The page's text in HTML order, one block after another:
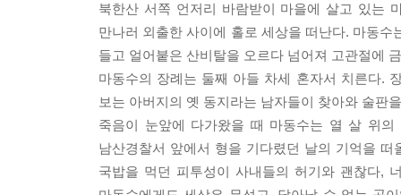
―니미……. 야, 누가 보겠다. 빨리 집어넣어.
오장춘이 준 봉투에는 2만 원이 들어 있었다. 상
고 있었다. 운전병들이 제출하는 차량 운전 일지
---「동부전선」중에서
주점 안은 곱창 굽는 연기가 자욱했고, 술 취한 말
지를 접어서 윗주머니에 넣었다. 편지 속의 새를
천 마리가 일제히 날아오를 것처럼 보였다. 편지
북한산 서쪽 언저리 바람받이 마을에 살고 있는
만나러 외출한 사이에 홀로 세상을 떠난다. 마동
들고 얼어붙은 산비탈을 오르다 넘어져 고관절에
마동수의 장례는 둘째 아들 차세 혼자서 치른다.
보는 아버지의 옛 동지라는 남자들이 찾아와 술
죽음이 눈앞에 다가왔을 때 마동수는 열 살 위
남산경찰서 앞에서 형을 기다렸던 날의 기억을
국밥을 먹던 피투성이 사내들의 허기와 괜찮다,